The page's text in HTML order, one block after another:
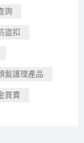
詢
盜扣
髮護理產品
買賣